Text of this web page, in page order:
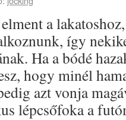
a
így
Ha a bódé
hogy minél
azt vonja
lépcsőfoka a